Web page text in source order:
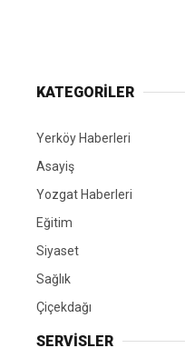
KATEGORİLER
Yerköy Haberleri
Asayiş
Yozgat Haberleri
Eğitim
Siyaset
Sağlık
Çiçekdağı
SERVİSLER